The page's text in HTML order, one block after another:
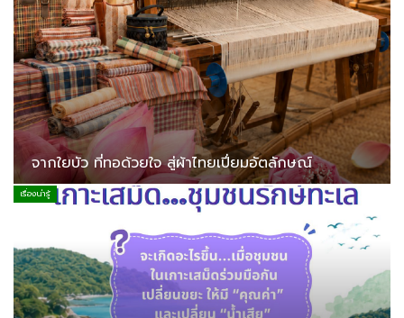
จากใยบัว ที่ทอด้วยใจ สู่ผ้าไทยเปี่ยมอัตลักษณ์
เรื่องน่ารู้